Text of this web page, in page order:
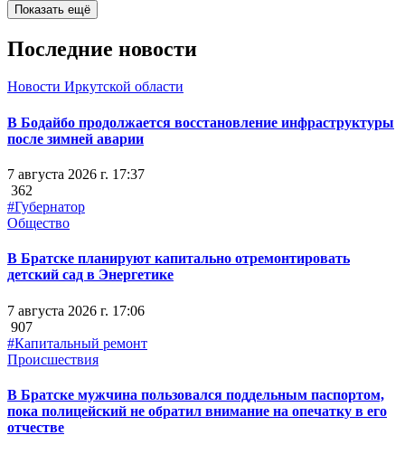
Показать ещё
Последние новости
Новости Иркутской области
В Бодайбо продолжается восстановление инфраструктуры
после зимней аварии
7 августа 2026 г. 17:37
362
#Губернатор
Общество
В Братске планируют капитально отремонтировать
детский сад в Энергетике
7 августа 2026 г. 17:06
907
#Капитальный ремонт
Происшествия
В Братске мужчина пользовался поддельным паспортом,
пока полицейский не обратил внимание на опечатку в его
отчестве